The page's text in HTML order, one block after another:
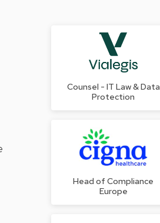
Counsel - IT Law & Data
Protection
Head of Compliance
Europe